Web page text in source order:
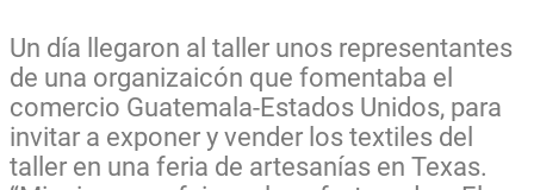
Un día llegaron al taller unos representantes
de una organizaicón que fomentaba el
comercio Guatemala-Estados Unidos, para
invitar a exponer y vender los textiles del
taller en una feria de artesanías en Texas.